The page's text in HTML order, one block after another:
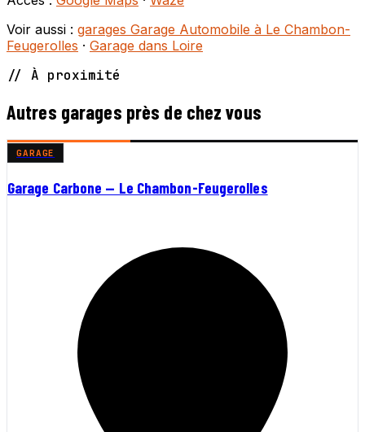
Voir aussi : garages Garage Automobile à Le Chambon-
Feugerolles · Garage dans Loire
// À proximité
Autres garages près de chez vous
GARAGE
Garage Carbone — Le Chambon-Feugerolles